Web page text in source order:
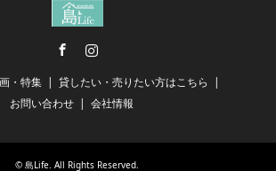
・特集
貸したい・売りたい方はこちら
お問い合わせ
会社情報
© 島Life. All Rights Reserved.